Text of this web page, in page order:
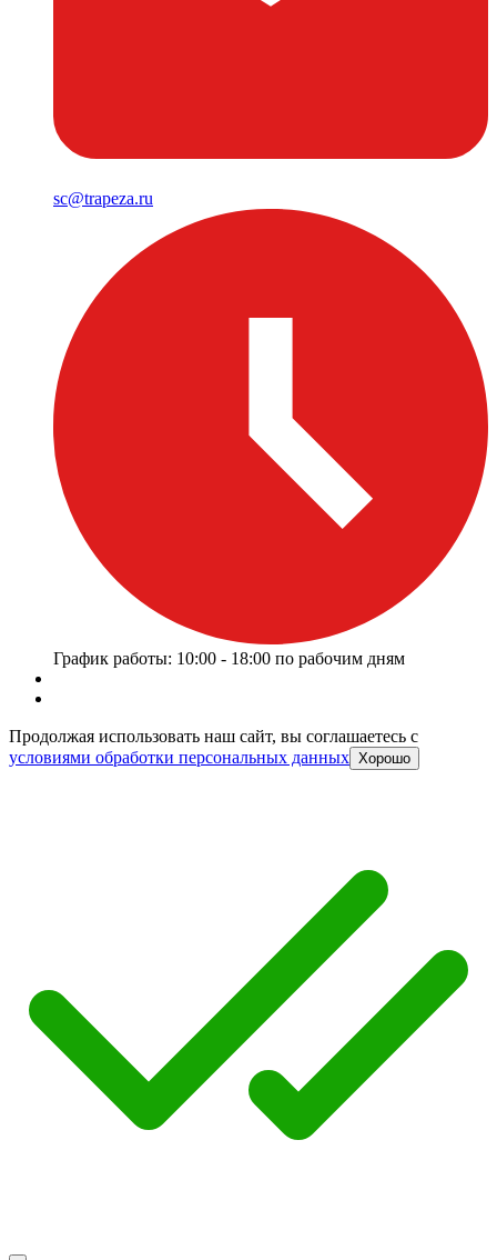
sc@trapeza.ru
График работы: 10:00 - 18:00 по рабочим дням
Продолжая использовать наш сайт, вы соглашаетесь c
условиями обработки персональных данных Хорошо